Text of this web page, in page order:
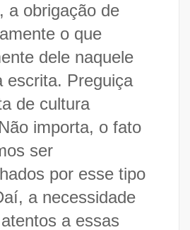
a obrigação de
o que
dele naquele
escrita. Preguiça
de cultura
importa, o fato
ser
por esse tipo
a necessidade
a essas